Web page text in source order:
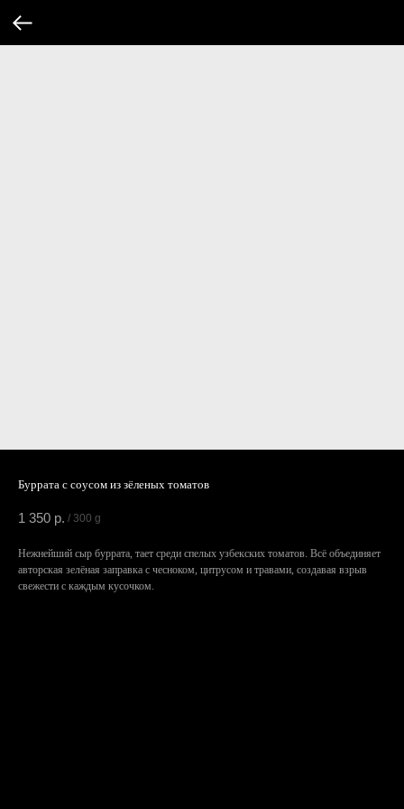
Буррата с соусом из зёленых томатов
1 350 р. / 300 g
Нежнейший сыр буррата, тает среди спелых узбекских томатов. Всё объединяет
авторская зелёная заправка с чесноком, цитрусом и травами, создавая взрыв
свежести с каждым кусочком.